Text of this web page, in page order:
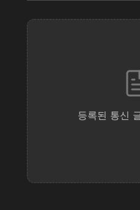
등록된 통신